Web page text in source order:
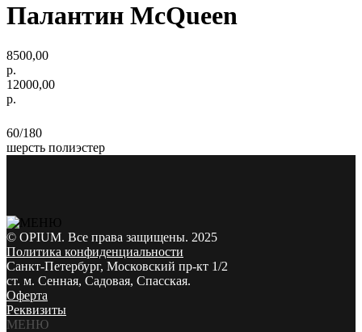
Палантин McQueen
8500,00
р.
12000,00
р.
60/180
шерсть полиэстер
© OPIUM. Все права защищены. 2025
Политика конфиденциальности
Санкт-Петербург, Московский пр-кт 1/2
ст. м. Сенная, Садовая, Спасская.
Оферта
Реквизиты
МЕНЮ